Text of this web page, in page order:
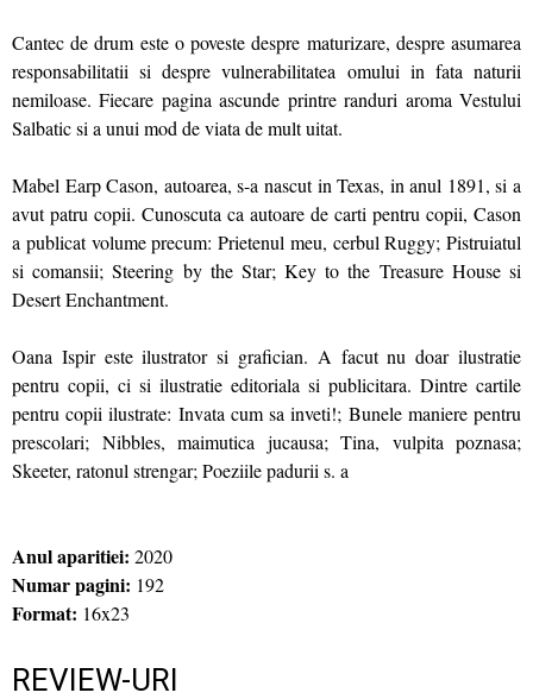
Cantec de drum este o poveste despre maturizare, despre asumarea
responsabilitatii si despre vulnerabilitatea omului in fata naturii
nemiloase. Fiecare pagina ascunde printre randuri aroma Vestului
Salbatic si a unui mod de viata de mult uitat.
Mabel Earp Cason, autoarea, s-a nascut in Texas, in anul 1891, si a
avut patru copii. Cunoscuta ca autoare de carti pentru copii, Cason
a publicat volume precum: Prietenul meu, cerbul Ruggy; Pistruiatul
si comansii; Steering by the Star; Key to the Treasure House si
Desert Enchantment.
Oana Ispir este ilustrator si grafician. A facut nu doar ilustratie
pentru copii, ci si ilustratie editoriala si publicitara. Dintre cartile
pentru copii ilustrate: Invata cum sa inveti!; Bunele maniere pentru
prescolari; Nibbles, maimutica jucausa; Tina, vulpita poznasa;
Skeeter, ratonul strengar; Poeziile padurii s. a
Anul aparitiei: 2020
Numar pagini: 192
Format: 16x23
REVIEW-URI